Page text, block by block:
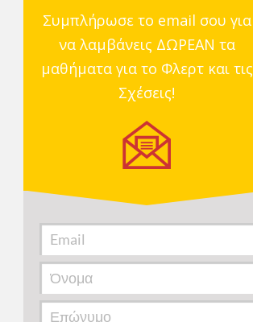
Συμπλήρωσε το email σου για
να λαμβάνεις ΔΩΡΕΑΝ τα
μαθήματα για το Φλερτ και τις
Σχέσεις!